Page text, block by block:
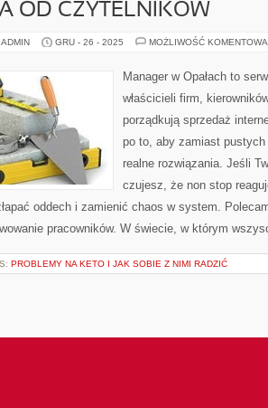
OD CZYTELNIKÓW
GRU - 26 - 2025 MOŻLIWOŚĆ
Manager w Opałach to
właścicieli firm,
porządkują sprzedaż
po to, aby zamiast
realne rozwiązania. Jeśli
czujesz, że non stop
oddech i zamienić chaos w system.
pracowników. W świecie, w którym
PROBLEMY NA KETO I JAK SOBIE Z NIMI RADZIĆ